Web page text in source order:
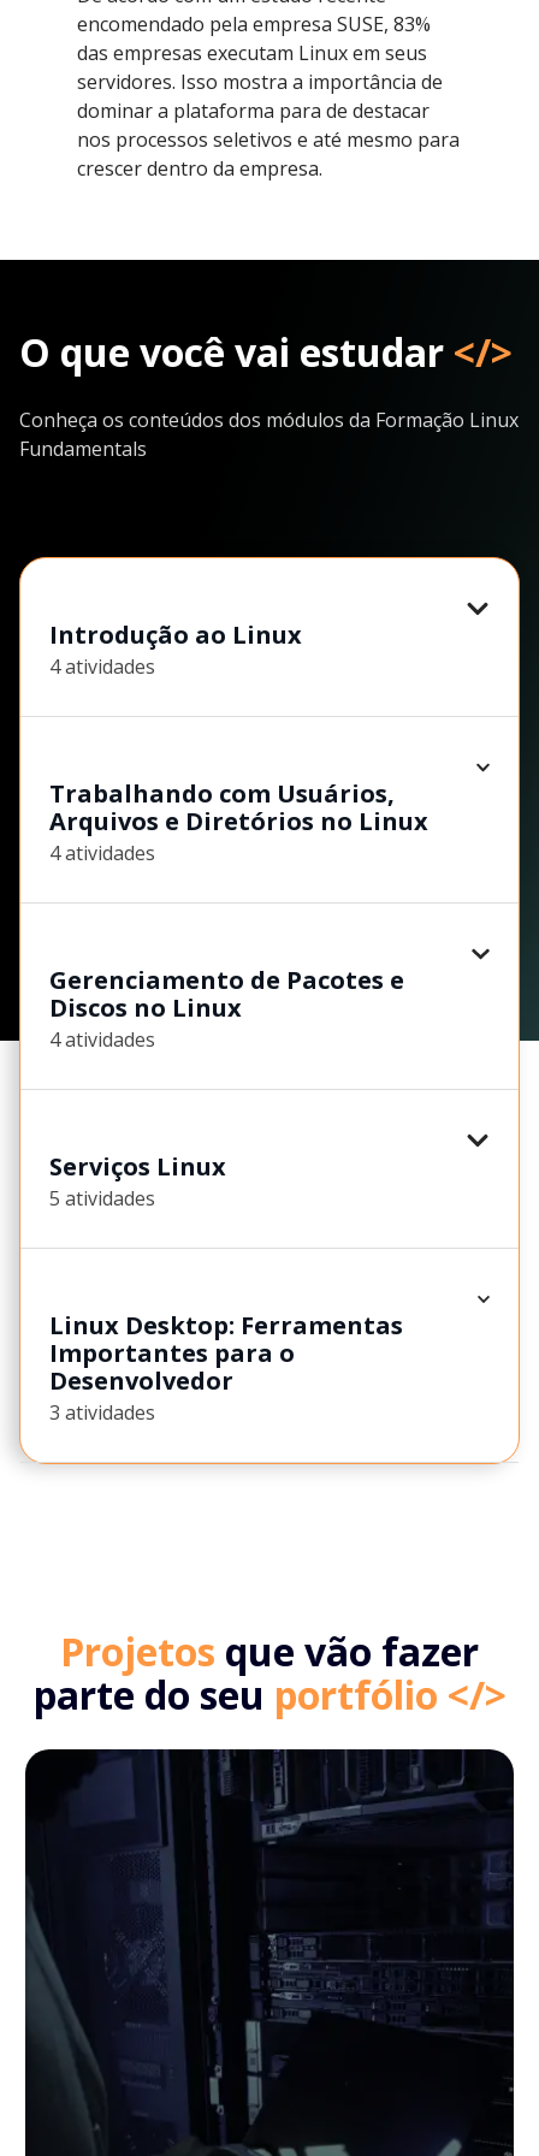
encomendado pela empresa SUSE, 83%
das empresas executam Linux em seus
servidores. Isso mostra a importância de
dominar a plataforma para de destacar
nos processos seletivos e até mesmo para
crescer dentro da empresa.
O que você vai estudar </>
Conheça os conteúdos dos módulos da Formação Linux
Fundamentals
Introdução ao Linux
4 atividades
Trabalhando com Usuários,
Arquivos e Diretórios no Linux
4 atividades
Gerenciamento de Pacotes e
Discos no Linux
4 atividades
Serviços Linux
5 atividades
Linux Desktop: Ferramentas
Importantes para o
Desenvolvedor
3 atividades
Projetos que vão fazer
parte do seu portfólio </>